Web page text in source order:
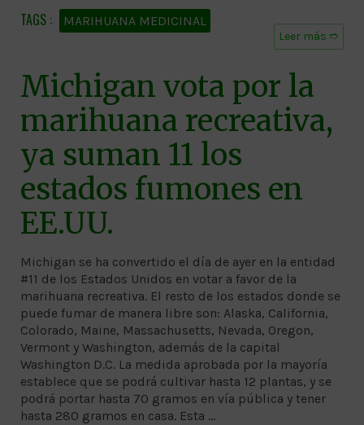
Leer más ➱
MARIHUANA MEDICINAL
Michigan vota por la
marihuana recreativa,
ya suman 11 los
estados fumones en
EE.UU.
Michigan se ha convertido el día de ayer en la entidad
#11 de los Estados Unidos en votar a favor de la
marihuana recreativa. El resto de los estados donde se
puede fumar de manera libre son: Alaska, California,
Colorado, Maine, Massachusetts, Nevada, Oregon,
Vermont y Washington, además de la capital
Washington D.C. La medida aprobada por la mayoría
establece que se podrá cultivar hasta 12 plantas, y se
podrá portar hasta 70 gramos en vía pública y tener
hasta 280 gramos en casa. Esta …